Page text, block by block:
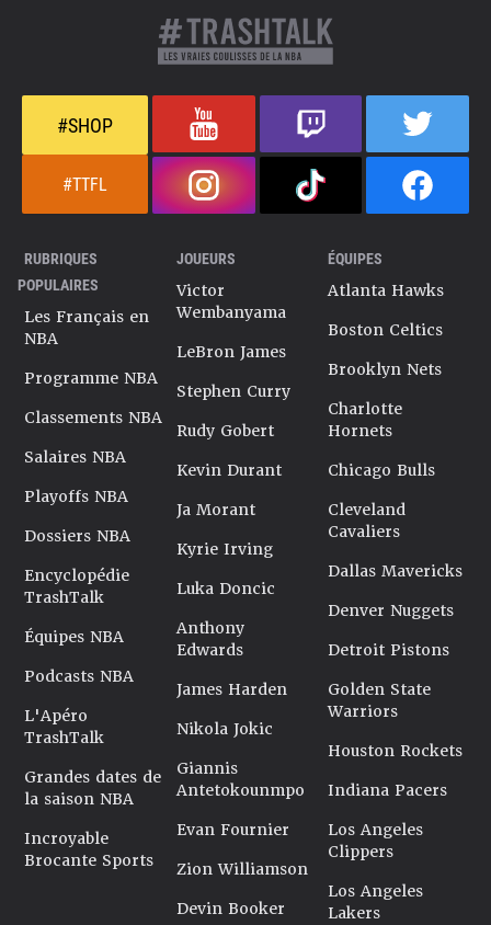
#SHOP
#TTFL
RUBRIQUES
POPULAIRES
Les Français en
NBA
Programme NBA
Classements NBA
Salaires NBA
Playoffs NBA
Dossiers NBA
Encyclopédie
TrashTalk
Équipes NBA
Podcasts NBA
L'Apéro
TrashTalk
Grandes dates de
la saison NBA
Incroyable
Brocante Sports
JOUEURS
Victor
Wembanyama
LeBron James
Stephen Curry
Rudy Gobert
Kevin Durant
Ja Morant
Kyrie Irving
Luka Doncic
Anthony
Edwards
James Harden
Nikola Jokic
Giannis
Antetokounmpo
Evan Fournier
Zion Williamson
Devin Booker
ÉQUIPES
Atlanta Hawks
Boston Celtics
Brooklyn Nets
Charlotte
Hornets
Chicago Bulls
Cleveland
Cavaliers
Dallas Mavericks
Denver Nuggets
Detroit Pistons
Golden State
Warriors
Houston Rockets
Indiana Pacers
Los Angeles
Clippers
Los Angeles
Lakers